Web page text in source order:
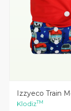
Lihat
Izzyeco Train
KlodizTM